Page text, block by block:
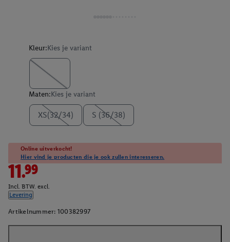
Kleur:Kies je variant
Maten:Kies je variant
XS(32/34) S (36/38)
Online uitverkocht!
Hier vind je producten die je ook zullen interesseren.
11.99
Incl. BTW. excl.
Levering
Artikelnummer: 100382997